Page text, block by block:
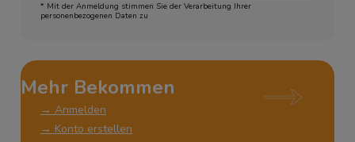
* Mit der Anmeldung stimmen Sie der Verarbeitung Ihrer
personenbezogenen Daten zu
Mehr Bekommen
→ Anmelden
→ Konto erstellen